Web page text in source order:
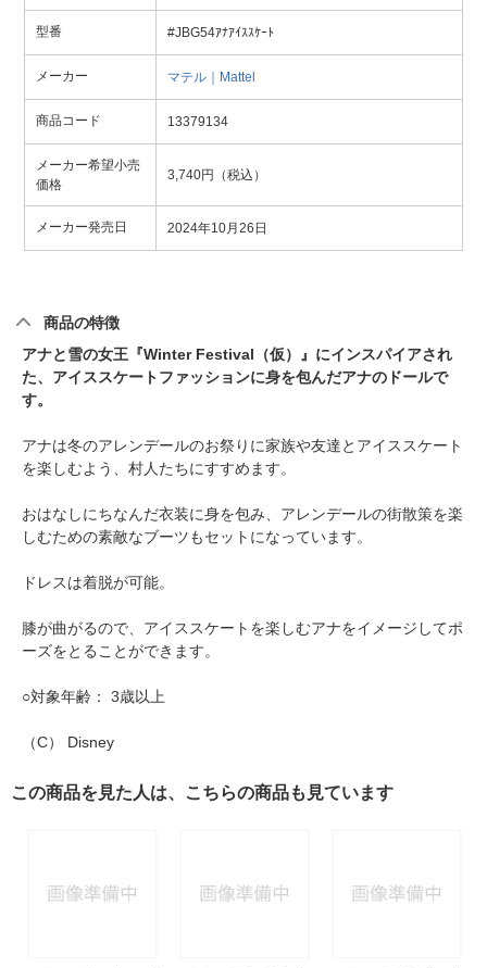
型番 #JBG54ｱﾅｱｲｽｽｹｰﾄ
メーカー マテル｜Mattel
商品コード 13379134
メーカー希望小売
価格
3,740円（税込）
メーカー発売日 2024年10月26日
商品の特徴
アナと雪の女王『Winter Festival（仮）』にインスパイアされ
た、アイススケートファッションに身を包んだアナのドールで
す。
アナは冬のアレンデールのお祭りに家族や友達とアイススケート
を楽しむよう、村人たちにすすめます。
おはなしにちなんだ衣装に身を包み、アレンデールの街散策を楽
しむための素敵なブーツもセットになっています。
ドレスは着脱が可能。
膝が曲がるので、アイススケートを楽しむアナをイメージしてポ
ーズをとることができます。
○対象年齢： 3歳以上
（C） Disney
この商品を見た人は、こちらの商品も見ています